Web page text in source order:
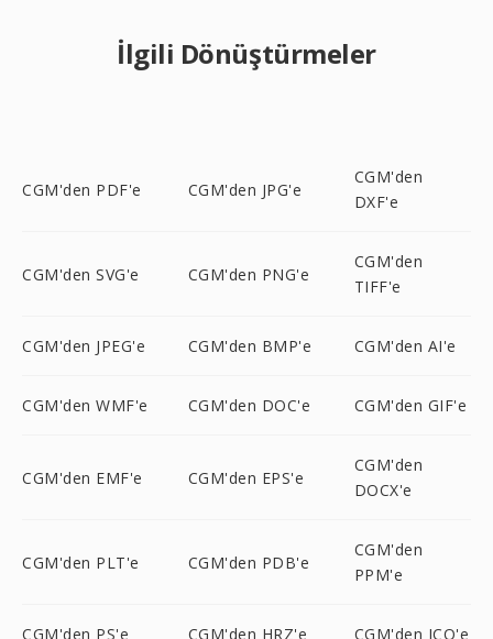
İlgili Dönüştürmeler
CGM'den PDF'e CGM'den JPG'e
CGM'den
DXF'e
CGM'den SVG'e CGM'den PNG'e
CGM'den
TIFF'e
CGM'den JPEG'e CGM'den BMP'e CGM'den AI'e
CGM'den WMF'e CGM'den DOC'e CGM'den GIF'e
CGM'den EMF'e CGM'den EPS'e
CGM'den
DOCX'e
CGM'den PLT'e CGM'den PDB'e
CGM'den
PPM'e
CGM'den PS'e CGM'den HRZ'e CGM'den ICO'e